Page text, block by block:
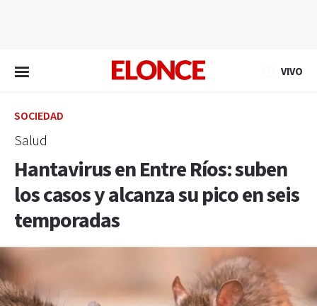
VIVO
SOCIEDAD
Salud
Hantavirus en Entre Ríos: suben
los casos y alcanza su pico en seis
temporadas